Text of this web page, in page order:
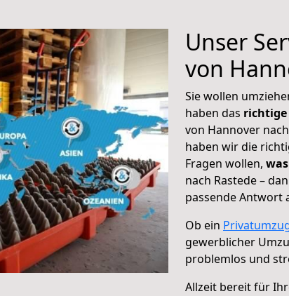
Unser
von
Sie wollen
haben das
von Hannover
haben wir die
Fragen wollen,
nach Rastede –
passende Antwort
Ob ein
gewerblicher
problemlos und
Allzeit bereit für